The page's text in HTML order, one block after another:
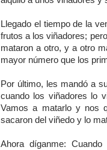
Llegado el tiempo de la
frutos a los viñadores;
mataron a otro, y a otro
mayor número que los
Por último, les mandó a
cuando los viñadores lo
Vamos a matarlo y nos
sacaron del viñedo y lo
Ahora díganme: